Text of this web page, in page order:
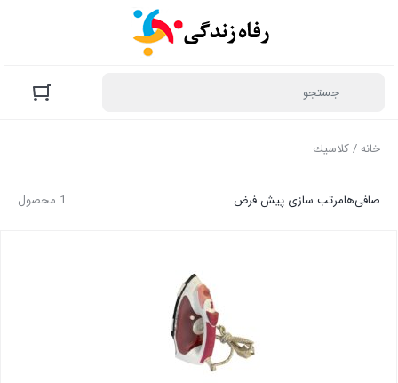
خانه/ كلاسيك
1 محصول صافی‌هامرتب سازی پیش فرض